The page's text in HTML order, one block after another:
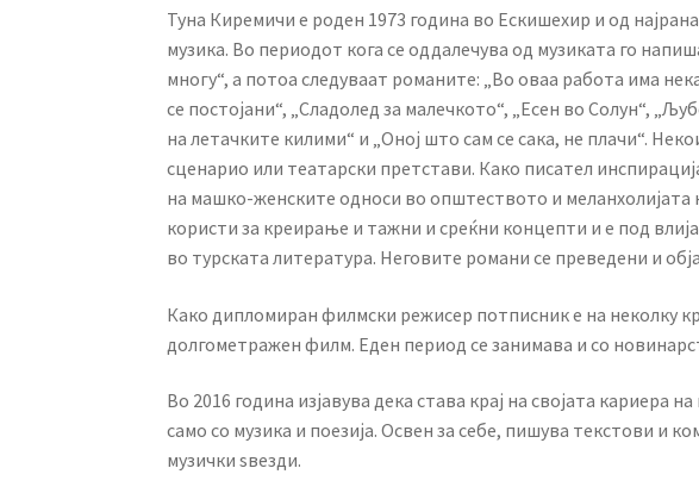
Туна Киремичи е роден 1973 година во Ескишехир и од
музика. Во периодот кога се оддалечува од музиката го
многу“, а потоа следуваат романите: „Во оваа работа има
се постојани“, „Сладолед за малечкото“, „Есен во Солун“,
на летачките килими“ и „Оној што сам се сака, не плачи“.
сценарио или театарски претстави. Како писател
на машко-женските односи во општеството и
користи за креирање и тажни и среќни концепти и е под
во турската литература. Неговите романи се преведени и
Како дипломиран филмски режисер потписник е на неколку
долгометражен филм. Еден период се занимава и со
Во 2016 година изјавува дека става крај на својата кариера
само со музика и поезија. Освен за себе, пишува текстови и
музички ѕвезди.